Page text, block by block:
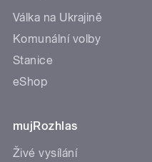
Válka na Ukrajině
Komunální volby
Stanice
eShop
mujRozhlas
Živé vysílání